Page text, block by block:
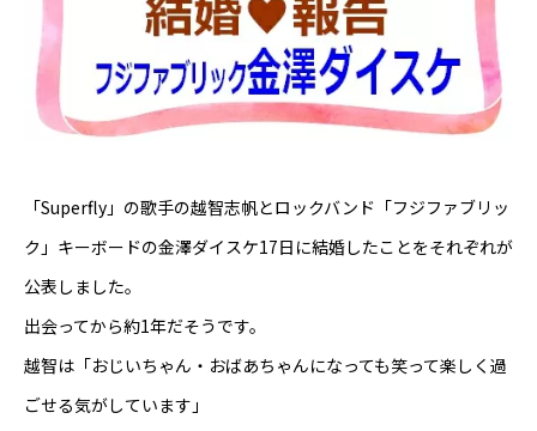
テニス
スポーツ
テニス四大大会・五輪
テニス四大大会・五輪
鑑定及び出演依頼
「Superfly」の歌手の越智志帆とロックバンド「フジファブリッ
ク」キーボードの金澤ダイスケ17日に結婚したことをそれぞれが
公表しました。
出会ってから約1年だそうです。
越智は「おじいちゃん・おばあちゃんになっても笑って楽しく過
ごせる気がしています」